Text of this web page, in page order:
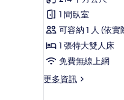
情
Top
Of
The
World
Suite
Single
1 間臥室
可容納 1 人 (依
1 張特大雙人床
免費無線上網
更多資訊
更